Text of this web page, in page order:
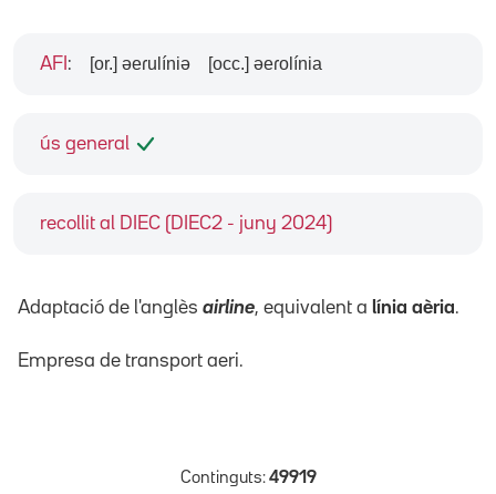
ús general
recollit al DIEC (DIEC2 - juny 2024)
AFI : [or.] əeɾulíniə [occ.] əeɾolínia
Adaptació de l'anglès airline, equivalent a línia aèria.
Empresa de transport aeri.
Continguts: 49919